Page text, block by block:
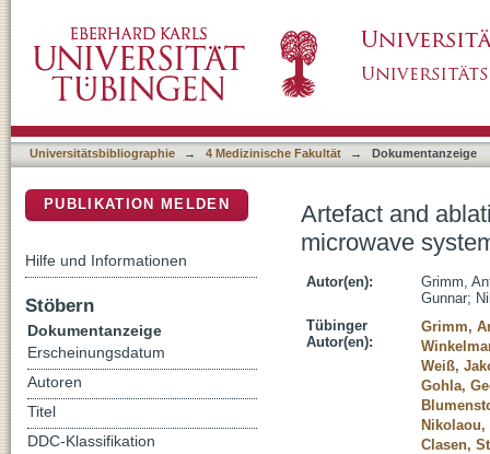
livers: an ex vivo study
Universitätsbibliographie → 4 Medizinische Fakultät → Dokumentanzeige
Artefact and
microwave
Autor(en):
Grimm,
Gunnar;
Tübinger
Autor(en):
Grimm,
Weiß,
Gohla,
Clasen,
PUBLIKATION MELDEN
Hilfe und Informationen
Stöbern
Dokumentanzeige
Erscheinungsdatum
Autoren
Titel
DDC-Klassifikation